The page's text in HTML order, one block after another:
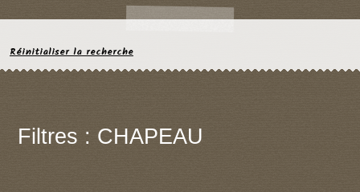
Réinitialiser la recherche
Filtres : CHAPEAU